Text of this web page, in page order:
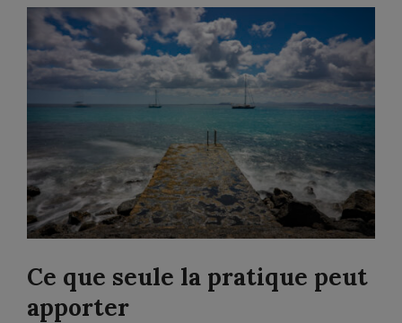
Ce que seule la pratique peut
apporter